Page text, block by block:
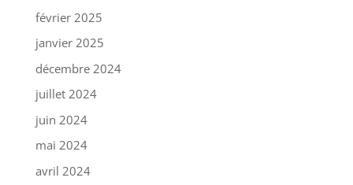
février 2025
janvier 2025
décembre 2024
juillet 2024
juin 2024
mai 2024
avril 2024